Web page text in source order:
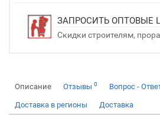
ЗАПРОСИТЬ ОПТОВЫЕ
Скидки строителям,
Описание Отзывы 0 Вопрос -
Доставка в регионы Доставка